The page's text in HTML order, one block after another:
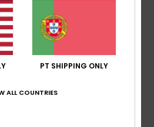
um conforto superior
aberturas das pernas para
°C
de correr
PT SHIPPING ONLY
ALL COUNTRIES